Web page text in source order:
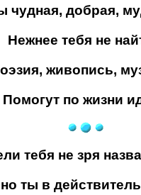
чудная, добрая,
Нежнее тебя не
живопись,
Помогут по жизни
тебя не зря
ты в